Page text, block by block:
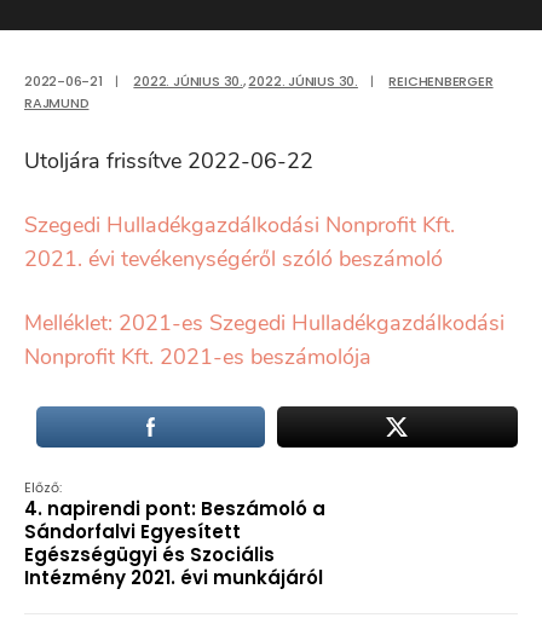
2022-06-21 | 2022. JÚNIUS 30.,2022. JÚNIUS 30. |
REICHENBERGER
RAJMUND
Utoljára frissítve 2022-06-22
Szegedi Hulladékgazdálkodási Nonprofit Kft.
2021. évi tevékenységéről szóló beszámoló
Melléklet: 2021-es Szegedi Hulladékgazdálkodási
Nonprofit Kft. 2021-es beszámolója
Előző:
4. napirendi pont: Beszámoló a
Sándorfalvi Egyesített
Egészségügyi és Szociális
Intézmény 2021. évi munkájáról